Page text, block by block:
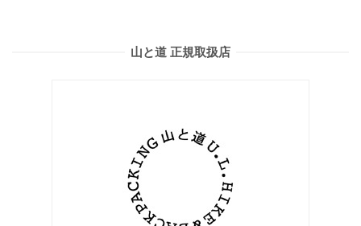
山と道 正規取扱店